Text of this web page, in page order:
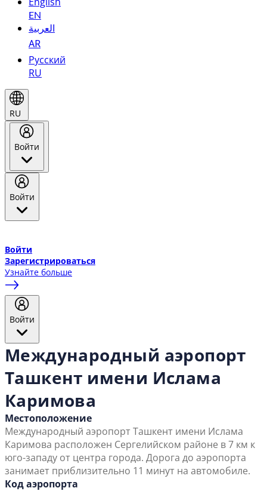
EN
العربية
AR
Русский
RU
RU
Войти
Войти
Войти
Зарегистрироваться
Узнайте больше
Войти
Международный аэропорт
Ташкент имени Ислама
Каримова
Местоположение
Международный аэропорт Ташкент имени Ислама
Каримова расположен Сергелийском районе в 7 км к
юго-западу от центра города. Дорога до аэропорта
занимает приблизительно 11 минут на автомобиле.
Код аэропорта